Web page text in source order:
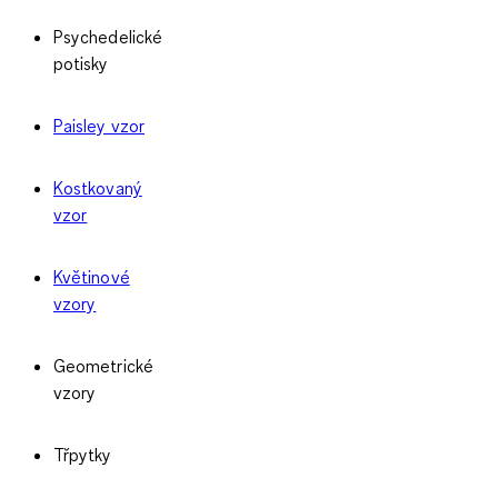
Psychedelické
potisky
Paisley vzor
Kostkovaný
vzor
Květinové
vzory
Geometrické
vzory
Třpytky